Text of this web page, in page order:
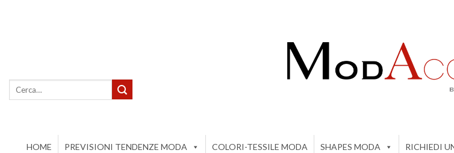
Cerca:
HOME PREVISIONI TENDENZE MODA COLORI-TESSILE MODA SHAPES MODA RICHIEDI